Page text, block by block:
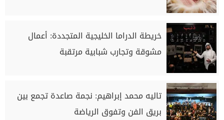
خريطة الدراما الخليجية المتجددة: أعمال
مشوقة وتجارب شبابية مرتقبة
تاليه محمد إبراهيم: نجمة صاعدة تجمع بين
بريق الفن وتفوق الرياضة